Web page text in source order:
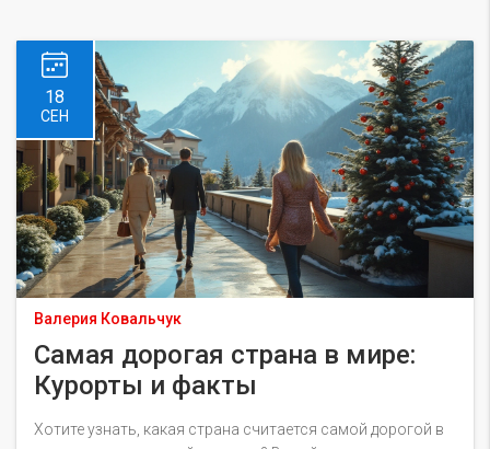
18
СЕН
Валерия Ковальчук
Самая дорогая страна в мире:
Курорты и факты
Хотите узнать, какая страна считается самой дорогой в